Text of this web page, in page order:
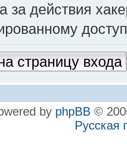
за действия
страницу входа
by phpBB ©
Русская